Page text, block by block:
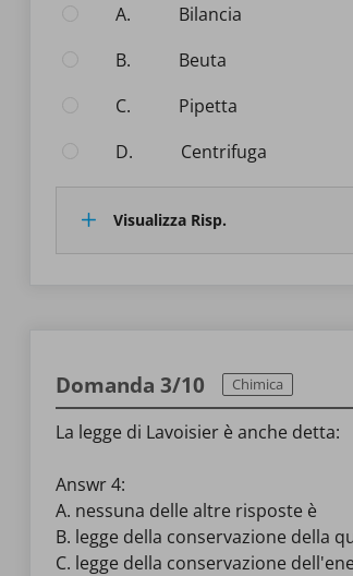
A.
Bilancia
B.
Beuta
C.
Pipetta
D.
Centrifuga
Visualizza Risp.
Domanda 3/10 Chimica
La legge di Lavoisier è anche detta:
Answr 4:
A. nessuna delle altre risposte è
B. legge della conservazione della
C. legge della conservazione